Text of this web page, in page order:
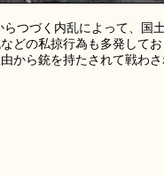
らつづく内乱によって、国
どの私掠行為も多発して
から銃を持たされて戦わさ